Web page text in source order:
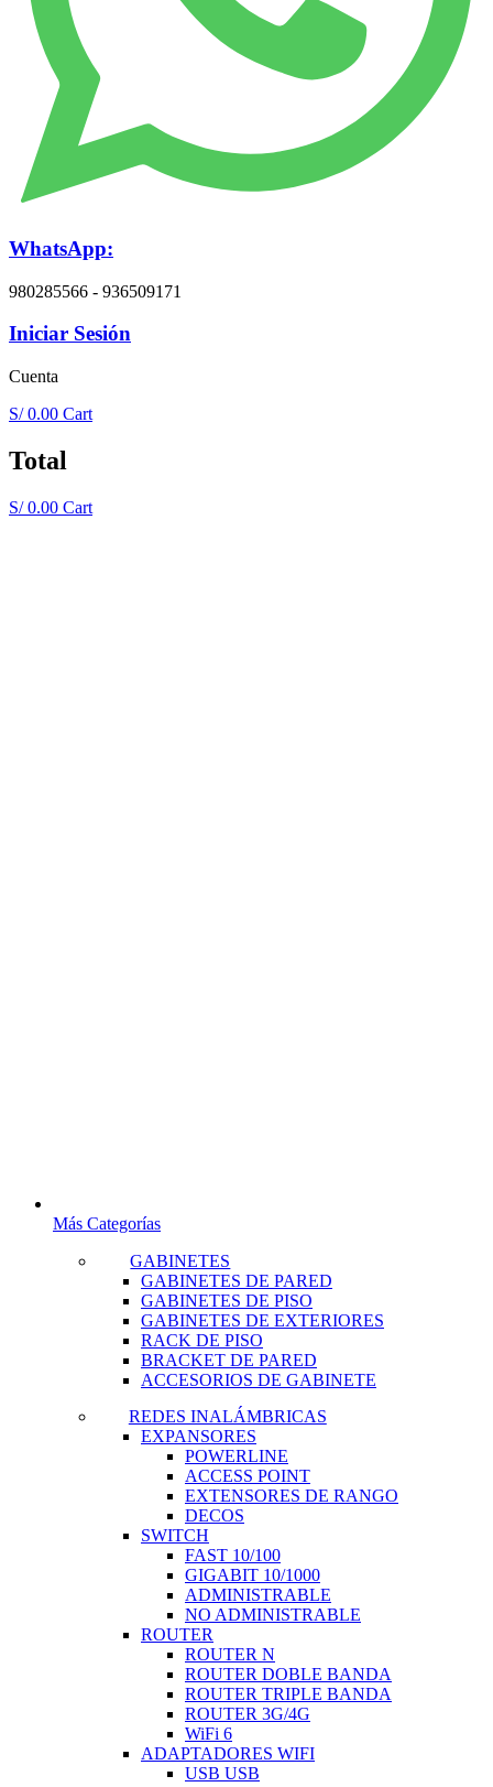
WhatsApp:
980285566 - 936509171
Iniciar Sesión
Cuenta
S/0.00 Cart
Total
S/0.00 Cart
Más Categorías
GABINETES
GABINETES DE PARED
GABINETES DE PISO
GABINETES DE EXTERIORES
RACK DE PISO
BRACKET DE PARED
ACCESORIOS DE GABINETE
REDES INALÁMBRICAS
EXPANSORES
POWERLINE
ACCESS POINT
EXTENSORES DE RANGO
DECOS
SWITCH
FAST 10/100
GIGABIT 10/1000
ADMINISTRABLE
NO ADMINISTRABLE
ROUTER
ROUTER N
ROUTER DOBLE BANDA
ROUTER TRIPLE BANDA
ROUTER 3G/4G
WiFi 6
ADAPTADORES WIFI
USB USB